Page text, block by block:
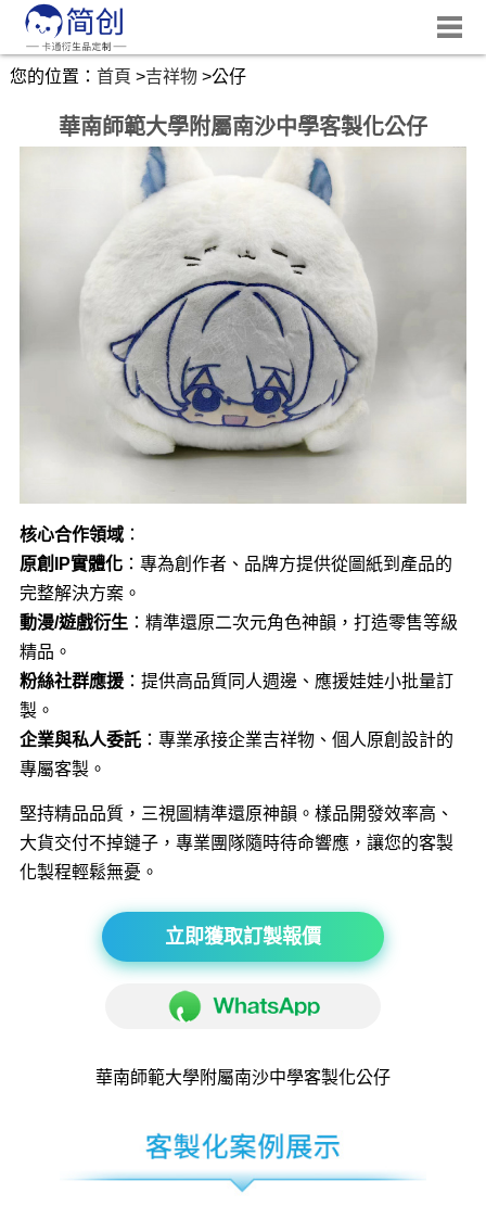
您的位置： 首頁 >吉祥物>公仔
華南師範大學附屬南沙中學客製化公仔
核心合作領域：
原創IP實體化：專為創作者、品牌方提供從圖紙到產品的
完整解決方案。
動漫/遊戲衍生 ：精準還原二次元角色神韻，打造零售等級
精品。
粉絲社群應援：提供高品質同人週邊、應援娃娃小批量訂
製。
企業與私人委託：專業承接企業吉祥物、個人原創設計的
專屬客製。
堅持精品品質，三視圖精準還原神韻。樣品開發效率高、
大貨交付不掉鏈子，專業團隊隨時待命響應，讓您的客製
化製程輕鬆無憂。
立即獲取訂製報價
華南師範大學附屬南沙中學客製化公仔